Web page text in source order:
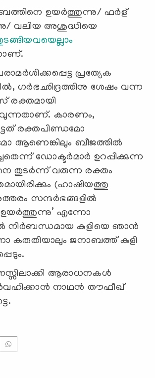
ഉയർത്തുന്നു/ ഫർള്
വലിയ അശുദ്ധിയെ
പ്രത്യേക
ഗർഭഛിദ്രത്തിനു ശേഷം വന്ന
രക്തമായി
കാരണം,
രക്തപിണ്ഡമോ
ആണെങ്കിലും ബീജത്തിൽ
ഡോക്ടർമാർ ഉറപ്പിക്കുന്ന
തുടർന്ന് വരുന്ന രക്തം
(ഹാഷിയത്തു
സന്ദർഭങ്ങളിൽ
ഉയർത്തുന്നു’ എന്നോ
നിർബന്ധമായ കുളിയെ ഞാൻ
കരുതിയാലും ജനാബത്ത് കുളി
ആരാധനകൾ
നാഥൻ തൗഫീഖ്
.